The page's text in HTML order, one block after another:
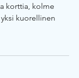
korttia, kolme
kuorellinen